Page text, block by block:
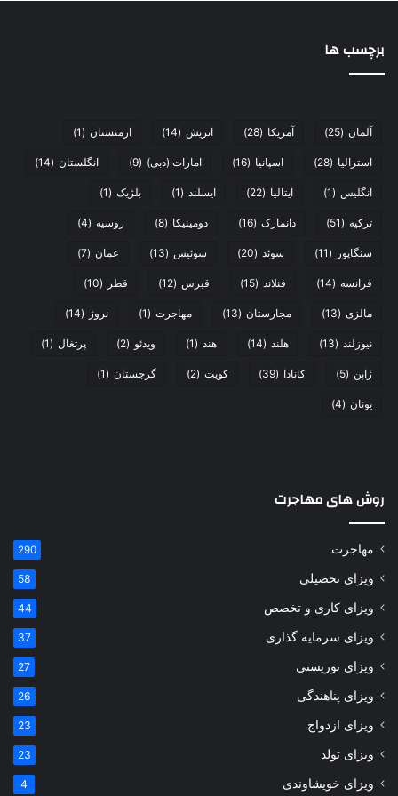
برچسب ها
آلمان (25) آمریکا (28) اتریش (14) ارمنستان (1)
استرالیا (28) اسپانیا (16) امارات (دبی) (9) انگلستان (14)
انگلیس (1) ایتالیا (22) ایسلند (1) بلژیک (1)
ترکیه (51) دانمارک (16) دومینیکا (8) روسیه (4)
سنگاپور (11) سوئد (20) سوئیس (13) عمان (7)
فرانسه (14) فنلاند (15) قبرس (12) قطر (10)
مالزی (13) مجارستان (13) مهاجرت (1) نروژ (14)
نیوزلند (13) هلند (14) هند (1) ویدئو (2) پرتغال (1)
ژاپن (5) کانادا (39) کویت (2) گرجستان (1)
یونان (4)
روش های مهاجرت
مهاجرت 290
ویزای تحصیلی 58
ویزای کاری و تخصص 44
ویزای سرمایه گذاری 37
ویزای توریستی 27
ویزای پناهندگی 26
ویزای ازدواج 23
ویزای تولد 23
ویزای خویشاوندی 4